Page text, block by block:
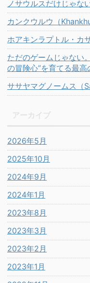
ノサウルスだけじゃな
カンクウルウ（
ホアキンラプトル・カ
ただのゲームじゃない
の冒険心”を育てる最高
ササヤマグノームス（
2026年5月
2025年10月
2024年9月
2024年1月
2023年8月
2023年3月
2023年2月
2023年1月